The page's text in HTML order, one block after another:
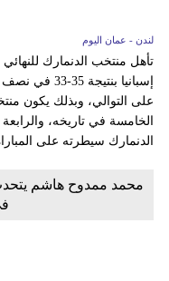
لندن - عمان اليوم
تأهل منتخب الدنمارك للنهائي
إسبانيا
على التوالي، وبذلك يكون
الخامسة في تاريخه،
الدنمارك سيطرته على
محمد ممدوح هاشم يتحدث